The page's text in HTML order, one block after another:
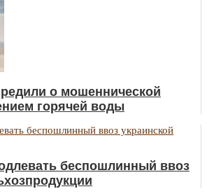
о мошеннической
горячей воды
беспошлинный ввоз